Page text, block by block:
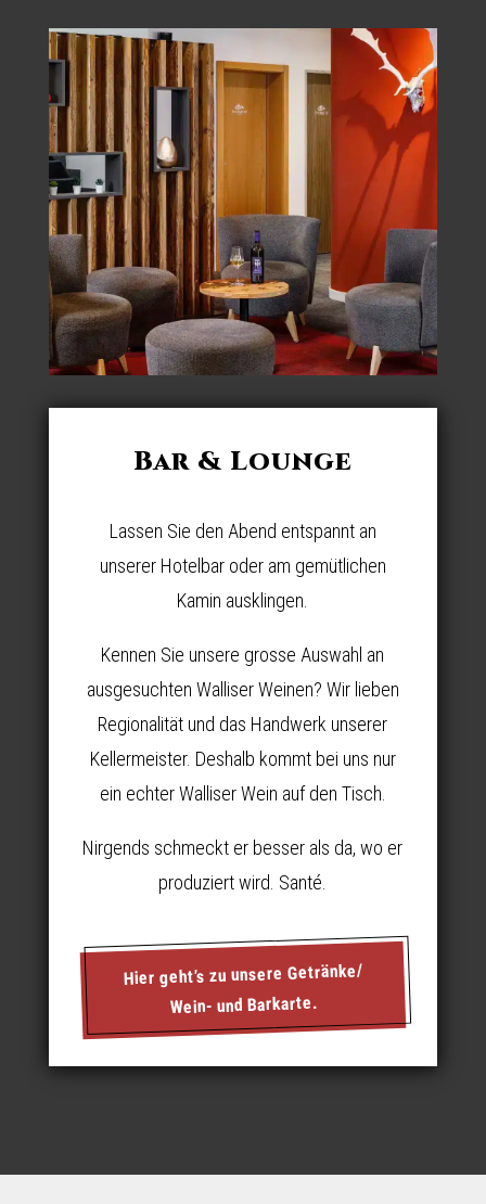
Bar & Lounge
Lassen Sie den Abend entspannt an
unserer Hotelbar oder am gemütlichen
Kamin ausklingen.
Kennen Sie unsere grosse Auswahl an
ausgesuchten Walliser Weinen? Wir lieben
Regionalität und das Handwerk unserer
Kellermeister. Deshalb kommt bei uns nur
ein echter Walliser Wein auf den Tisch.
Nirgends schmeckt er besser als da, wo er
produziert wird. Santé.
Hier geht’s zu unsere Getränke/
Wein- und Barkarte.